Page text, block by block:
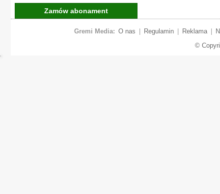
Zamów abonament
Gremi Media: O nas Regulamin Reklama
©